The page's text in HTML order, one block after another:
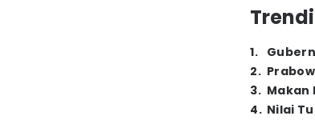
1.
2.
3. Makan
4. Nilai